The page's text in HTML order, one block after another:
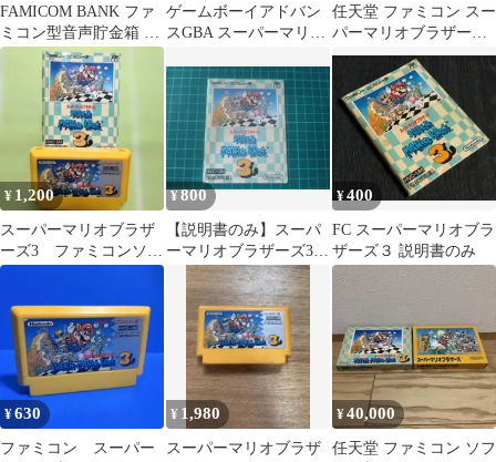
FAMICOM BANK ファ
ミコン型音声貯金箱 ス
ーパーマリオ3
ゲームボーイアドバン
スGBA スーパーマリオ
箱説付き任天堂
任天堂 ファミコン スー
パーマリオブラザーズ3
ソフト 裏ワザ大全集付
¥ 1,200
スーパーマリオブラザ
ーズ3 ファミコンソフ
ト 取扱説明書
¥800
【説明書のみ】スーパ
ーマリオブラザーズ3
ファミコン
¥400
FC スーパーマリオブラ
ザーズ３ 説明書のみ
¥630
ファミコン スーパー
¥ 1,980
スーパーマリオブラザ
¥40,000
任天堂 ファミコン ソフ